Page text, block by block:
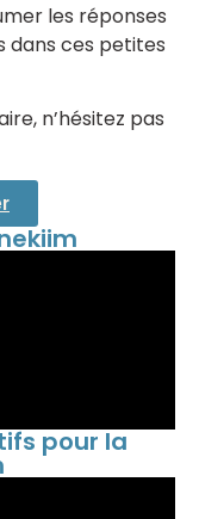
les réponses
dans ces petites
n’hésitez pas
pour la